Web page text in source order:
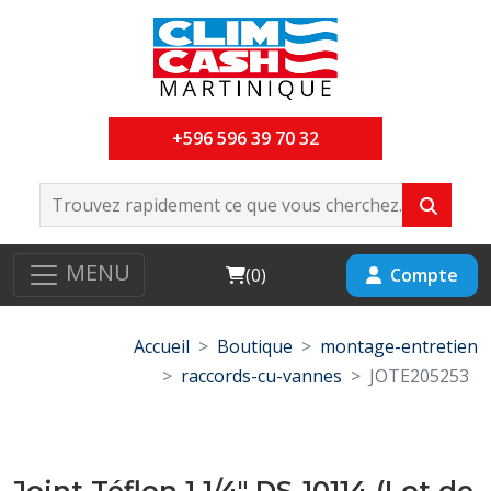
+596 596 39 70 32
MENU Cart
(0) Compte
Accueil Boutique
montage-entretien
raccords-cu-vannes
JOTE205253